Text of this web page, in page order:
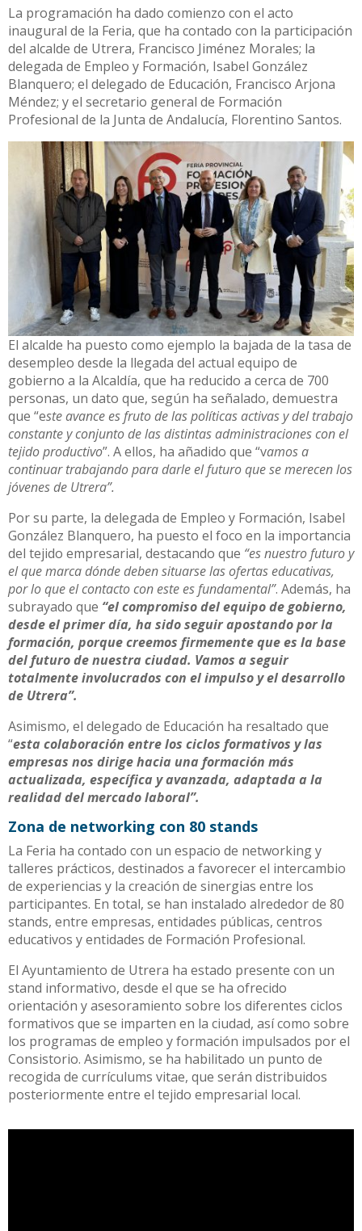
La programación ha dado comienzo con el acto
inaugural de la Feria, que ha contado con la participación
del alcalde de Utrera, Francisco Jiménez Morales; la
delegada de Empleo y Formación, Isabel González
Blanquero; el delegado de Educación, Francisco Arjona
Méndez; y el secretario general de Formación
Profesional de la Junta de Andalucía, Florentino Santos.
El alcalde ha puesto como ejemplo la bajada de la tasa de
desempleo desde la llegada del actual equipo de
gobierno a la Alcaldía, que ha reducido a cerca de 700
personas, un dato que, según ha señalado, demuestra
que “este avance es fruto de las políticas activas y del trabajo
constante y conjunto de las distintas administraciones con el
tejido productivo”. A ellos, ha añadido que “vamos a
continuar trabajando para darle el futuro que se merecen los
jóvenes de Utrera”.
Por su parte, la delegada de Empleo y Formación, Isabel
González Blanquero, ha puesto el foco en la importancia
del tejido empresarial, destacando que “es nuestro futuro y
el que marca dónde deben situarse las ofertas educativas,
por lo que el contacto con este es fundamental”. Además, ha
subrayado que “el compromiso del equipo de gobierno,
desde el primer día, ha sido seguir apostando por la
formación, porque creemos firmemente que es la base
del futuro de nuestra ciudad. Vamos a seguir
totalmente involucrados con el impulso y el desarrollo
de Utrera”.
Asimismo, el delegado de Educación ha resaltado que
“esta colaboración entre los ciclos formativos y las
empresas nos dirige hacia una formación más
actualizada, específica y avanzada, adaptada a la
realidad del mercado laboral”.
Zona de networking con 80 stands
La Feria ha contado con un espacio de networking y
talleres prácticos, destinados a favorecer el intercambio
de experiencias y la creación de sinergias entre los
participantes. En total, se han instalado alrededor de 80
stands, entre empresas, entidades públicas, centros
educativos y entidades de Formación Profesional.
El Ayuntamiento de Utrera ha estado presente con un
stand informativo, desde el que se ha ofrecido
orientación y asesoramiento sobre los diferentes ciclos
formativos que se imparten en la ciudad, así como sobre
los programas de empleo y formación impulsados por el
Consistorio. Asimismo, se ha habilitado un punto de
recogida de currículums vitae, que serán distribuidos
posteriormente entre el tejido empresarial local.